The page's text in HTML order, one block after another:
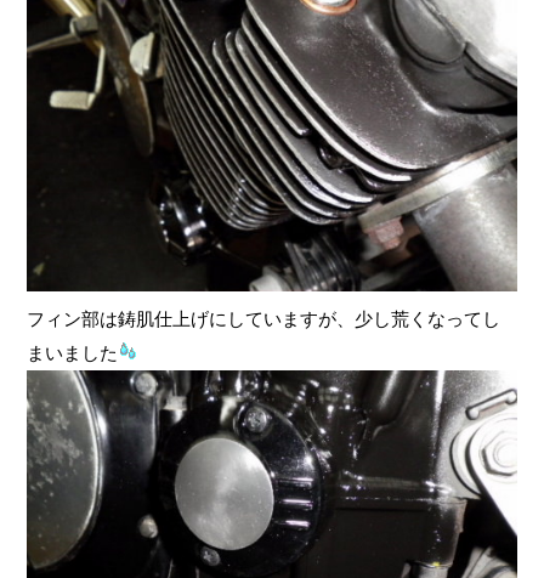
フィン部は鋳肌仕上げにしていますが、少し荒くなってし
まいました